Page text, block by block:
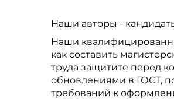
Наши авторы -
Наши
как составить
труда защитите перед
обновлениями в ГОСТ,
требований к